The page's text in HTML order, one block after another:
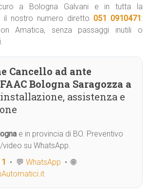
a Bologna Galvani e in tutta la
il nostro numero diretto 051 0910471:
Amatica, senza passaggi inutili o
Cancello ad ante
Bologna Saragozza a
assistenza e
e in provincia di BO. Preventivo
su WhatsApp.
• 💬WhatsApp • 🌐